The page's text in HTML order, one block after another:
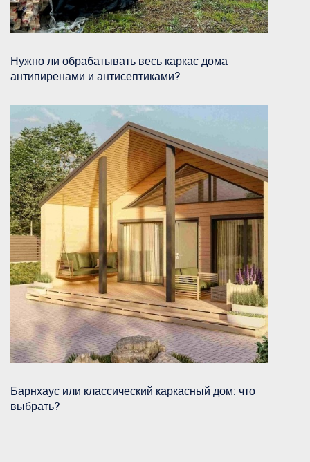
Нужно ли обрабатывать весь каркас дома
антипиренами и антисептиками?
Барнхаус или классический каркасный дом: что
выбрать?